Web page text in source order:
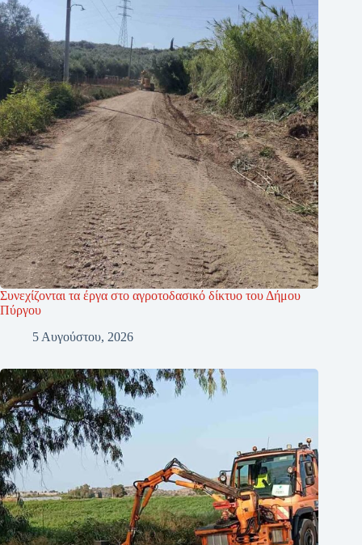
Συνεχίζονται τα έργα στο αγροτοδασικό δίκτυο του Δήμου
Πύργου
5 Αυγούστου, 2026